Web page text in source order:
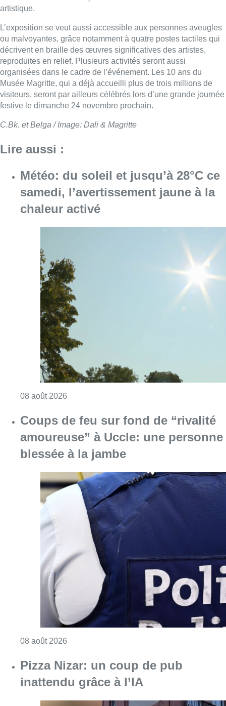
Lire aussi :
Météo: du soleil et jusqu’à 28°C ce
samedi, l’avertissement jaune à la
chaleur activé
08 août 2026Consulter l'article "Météo: du soleil et
Coups de feu sur fond de “rivalité
amoureuse” à Uccle: une personne
blessée à la jambe
08 août 2026 Consulter l'article "Coups de feu sur fond
Pizza Nizar: un coup de pub
inattendu grâce à l’IA